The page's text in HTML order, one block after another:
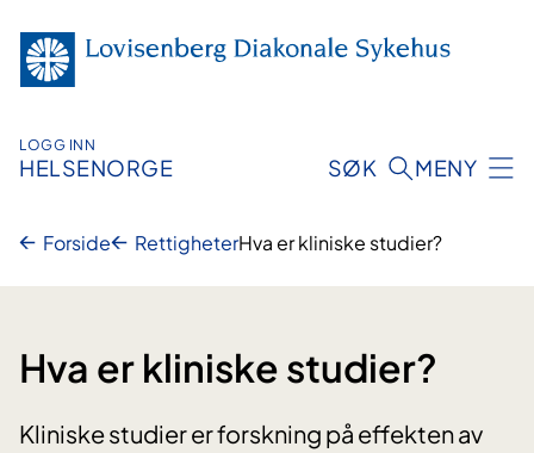
innhold
LOGG INN
HELSENORGE SØK MENY
Forside RettigheterHva er kliniske studier?
Hva er kliniske studier?
Kliniske studier er forskning på effekten av